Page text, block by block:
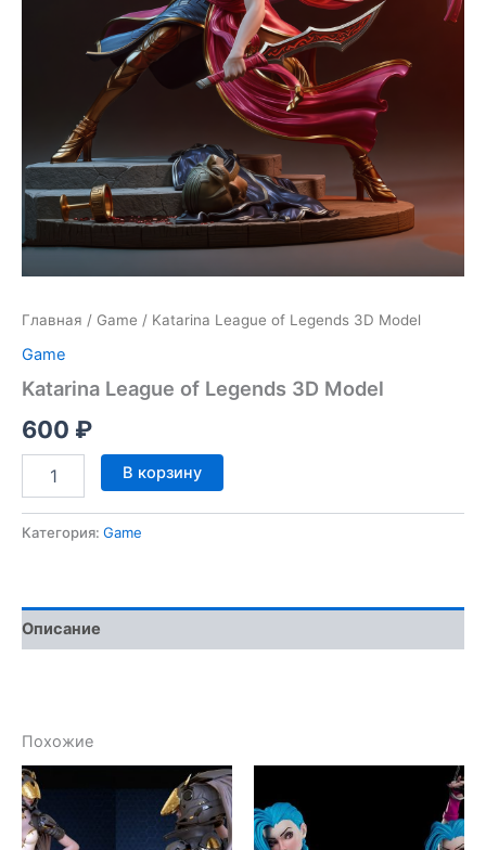
Главная / Game / Katarina League of Legends 3D Model
Game
Katarina League of Legends 3D Model
600 ₽
Количество
товара
League
Model
В корзину
Категория: Game
Описание
Похожие